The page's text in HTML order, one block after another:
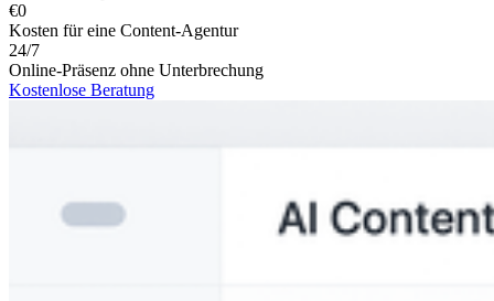
€0
Kosten für eine Content-Agentur
24/7
Online-Präsenz ohne Unterbrechung
Kostenlose Beratung